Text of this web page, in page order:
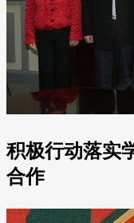
积极行动落实
合作